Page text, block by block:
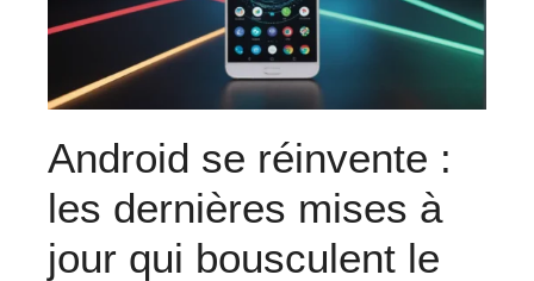
Android se réinvente :
les dernières mises à
jour qui bousculent le